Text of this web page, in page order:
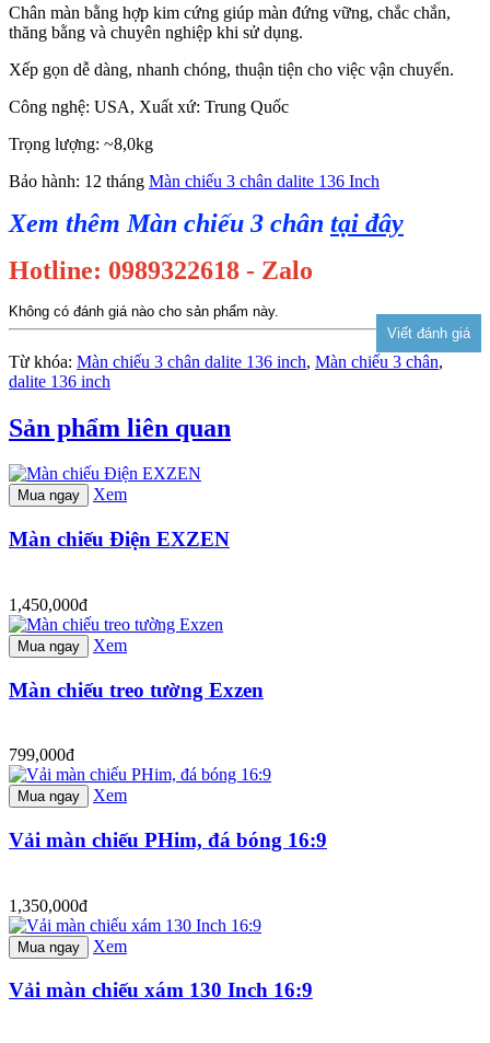
Chân màn bằng hợp kim cứng giúp màn đứng vững, chắc chắn,
thăng bằng và chuyên nghiệp khi sử dụng.
Xếp gọn dễ dàng, nhanh chóng, thuận tiện cho việc vận chuyển.
Công nghệ: USA, Xuất xứ: Trung Quốc
Trọng lượng: ~8,0kg
Bảo hành: 12 tháng Màn chiếu 3 chân dalite 136 Inch
Xem thêm Màn chiếu 3 chân tại đây
Hotline: 0989322618 - Zalo
Không có đánh giá nào cho sản phẩm này.
Từ khóa: Màn chiếu 3 chân dalite 136 inch, Màn chiếu 3 chân,
dalite 136 inch
Sản phẩm liên quan
Mua ngay Xem
Màn chiếu Điện EXZEN
1,450,000đ
Mua ngay Xem
Màn chiếu treo tường Exzen
799,000đ
Mua ngay Xem
Vải màn chiếu PHim, đá bóng 16:9
1,350,000đ
Mua ngay Xem
Vải màn chiếu xám 130 Inch 16:9